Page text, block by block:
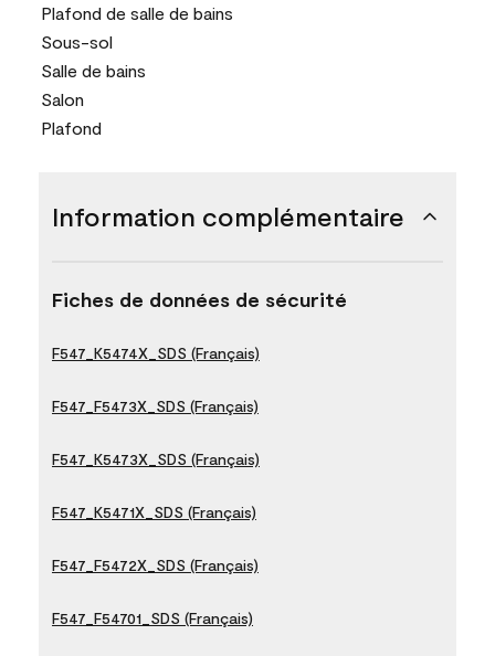
Plafond de salle de bains
Sous-sol
Salle de bains
Salon
Plafond
Information complémentaire
Fiches de données de sécurité
F547_K5474X_SDS (Français)
F547_F5473X_SDS (Français)
F547_K5473X_SDS (Français)
F547_K5471X_SDS (Français)
F547_F5472X_SDS (Français)
F547_F54701_SDS (Français)